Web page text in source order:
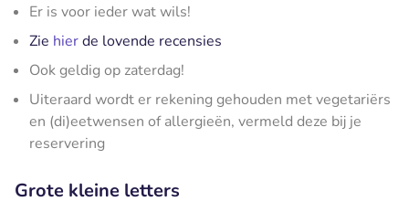
Er is voor ieder wat wils!
Zie hierde lovende recensies
Ook geldig op zaterdag!
Uiteraard wordt er rekening gehouden met vegetariërs
en (di)eetwensen of allergieën, vermeld deze bij je
reservering
Grote kleine letters